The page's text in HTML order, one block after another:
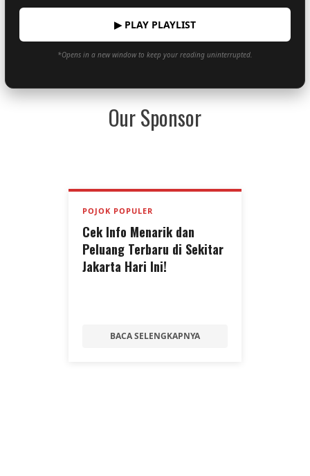
▶ PLAY PLAYLIST
*Opens in a new window to keep your reading uninterrupted.
Our Sponsor
POJOK POPULER
Cek Info Menarik dan
Peluang Terbaru di Sekitar
Jakarta Hari Ini!
BACA SELENGKAPNYA